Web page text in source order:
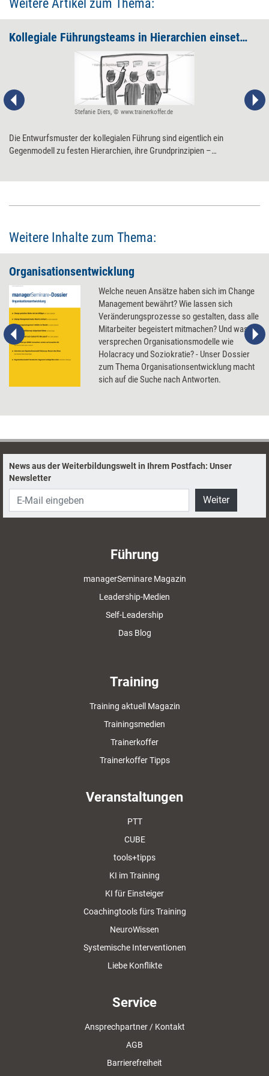
Weitere Artikel zum Thema:
Kollegiale Führungsteams in Hierarchien einsetzen
Stefanie Diers, © www.trainerkoffer.de
Die Entwurfsmuster der kollegialen Führung sind eigentlich ein
Gegenmodell zu festen Hierarchien, ihre Grundprinzipien –
Weitere Inhalte zum Thema:
Organisationsentwicklung
Welche neuen Ansätze haben sich im Change
Management bewährt? Wie lassen sich
Veränderungsprozesse so gestalten, dass alle
Mitarbeiter begeistert mitmachen? Und was
versprechen Organisationsmodelle wie
Holacracy und Soziokratie? - Unser Dossier
zum Thema Organisationsentwicklung macht
sich auf die Suche nach Antworten.
News aus der Weiterbildungswelt in Ihrem Postfach: Unser
Newsletter
Weiter
Führung
managerSeminare Magazin
Leadership-Medien
Self-Leadership
Das Blog
Training
Training aktuell Magazin
Trainingsmedien
Trainerkoffer
Trainerkoffer Tipps
Veranstaltungen
PTT
CUBE
tools+tipps
KI im Training
KI für Einsteiger
Coachingtools fürs Training
NeuroWissen
Systemische Interventionen
Liebe Konflikte
Service
Ansprechpartner / Kontakt
AGB
Barrierefreiheit